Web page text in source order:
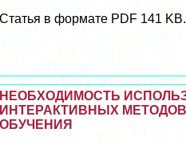
Статья в формате PDF 141
НЕОБХОДИМОСТЬ
ИНТЕРАКТИВНЫХ
ОБУЧЕНИЯ